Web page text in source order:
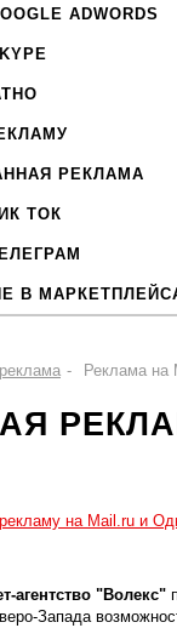
ADWORDS
РЕКЛАМА
ТОК
В
- Реклама на
на Mail.ru и
агентство "Волекс"
Запада